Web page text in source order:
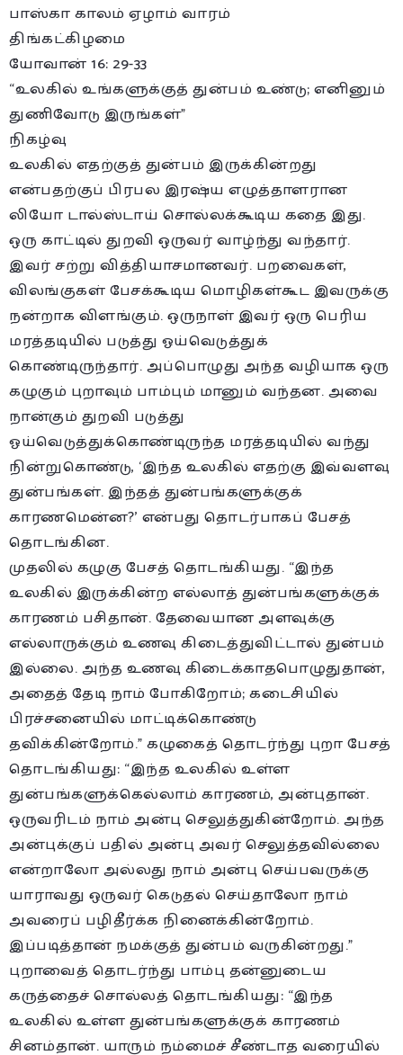
பாஸ்கா காலம் ஏழாம் வாரம்
திங்கட்கிழமை
யோவான் 16: 29-33
“உலகில் உங்களுக்குத் துன்பம் உண்டு; எனினும்
துணிவோடு இருங்கள்”
நிகழ்வு
உலகில் எதற்குத் துன்பம் இருக்கின்றது
என்பதற்குப் பிரபல இரஷ்ய எழுத்தாளரான
லியோ டால்ஸ்டாய் சொல்லக்கூடிய கதை இது.
ஒரு காட்டில் துறவி ஒருவர் வாழ்ந்து வந்தார்.
இவர் சற்று வித்தியாசமானவர். பறவைகள்,
விலங்குகள் பேசக்கூடிய மொழிகள்கூட இவருக்கு
நன்றாக விளங்கும். ஒருநாள் இவர் ஒரு பெரிய
மரத்தடியில் படுத்து ஓய்வெடுத்துக்
கொண்டிருந்தார். அப்பொழுது அந்த வழியாக ஒரு
கழுகும் புறாவும் பாம்பும் மானும் வந்தன. அவை
நான்கும் துறவி படுத்து
ஓய்வெடுத்துக்கொண்டிருந்த மரத்தடியில் வந்து
நின்றுகொண்டு, ‘இந்த உலகில் எதற்கு இவ்வளவு
துன்பங்கள். இந்தத் துன்பங்களுக்குக்
காரணமென்ன?’ என்பது தொடர்பாகப் பேசத்
தொடங்கின.
முதலில் கழுகு பேசத் தொடங்கியது. “இந்த
உலகில் இருக்கின்ற எல்லாத் துன்பங்களுக்குக்
காரணம் பசிதான். தேவையான அளவுக்கு
எல்லாருக்கும் உணவு கிடைத்துவிட்டால் துன்பம்
இல்லை. அந்த உணவு கிடைக்காதபொழுதுதான்,
அதைத் தேடி நாம் போகிறோம்; கடைசியில்
பிரச்சனையில் மாட்டிக்கொண்டு
தவிக்கின்றோம்.” கழுகைத் தொடர்ந்து புறா பேசத்
தொடங்கியது: “இந்த உலகில் உள்ள
துன்பங்களுக்கெல்லாம் காரணம், அன்புதான்.
ஒருவரிடம் நாம் அன்பு செலுத்துகின்றோம். அந்த
அன்புக்குப் பதில் அன்பு அவர் செலுத்தவில்லை
என்றாலோ அல்லது நாம் அன்பு செய்பவருக்கு
யாராவது ஒருவர் கெடுதல் செய்தாலோ நாம்
அவரைப் பழிதீர்க்க நினைக்கின்றோம்.
இப்படித்தான் நமக்குத் துன்பம் வருகின்றது.”
புறாவைத் தொடர்ந்து பாம்பு தன்னுடைய
கருத்தைச் சொல்லத் தொடங்கியது: “இந்த
உலகில் உள்ள துன்பங்களுக்குக் காரணம்
சினம்தான். யாரும் நம்மைச் சீண்டாத வரையில்